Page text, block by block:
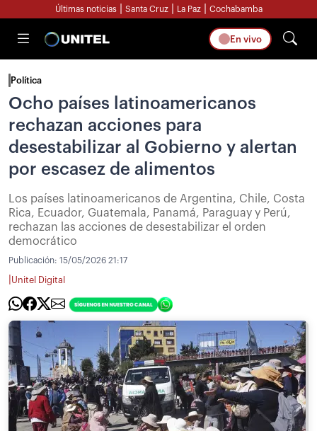
Últimas noticias Santa Cruz La Paz Cochabamba
En vivo
Política
Ocho países latinoamericanos
rechazan acciones para
desestabilizar al Gobierno y alertan
por escasez de alimentos
Los países latinoamericanos de Argentina, Chile, Costa
Rica, Ecuador, Guatemala, Panamá, Paraguay y Perú,
rechazan las acciones de desestabilizar el orden
democrático
Publicación: 15/05/2026 21:17
Unitel Digital